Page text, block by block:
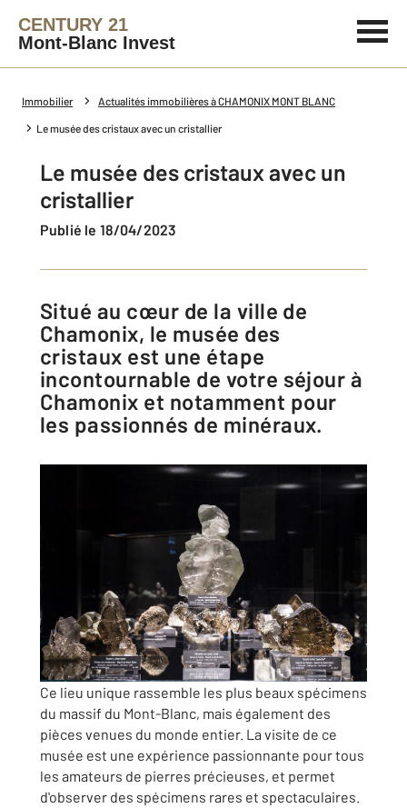
CENTURY 21
Mont-Blanc Invest
Immobilier Actualités immobilières à CHAMONIX MONT BLANC
Le musée des cristaux avec un cristallier
Le musée des cristaux avec un
cristallier
Publié le 18/04/2023
Situé au cœur de la ville de
Chamonix, le musée des
cristaux est une étape
incontournable de votre séjour à
Chamonix et notamment pour
les passionnés de minéraux.
Ce lieu unique rassemble les plus beaux spécimens
du massif du Mont-Blanc, mais également des
pièces venues du monde entier. La visite de ce
musée est une expérience passionnante pour tous
les amateurs de pierres précieuses, et permet
d'observer des spécimens rares et spectaculaires.